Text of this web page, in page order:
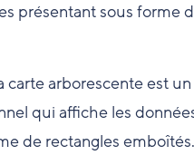
présentant sous forme
carte arborescente est un
qui affiche les
de rectangles emboîtés.